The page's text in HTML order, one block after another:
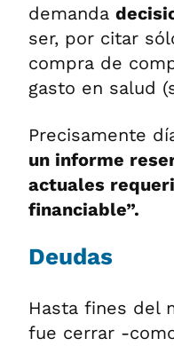
demanda
ser, por citar
compra de
gasto en salud
Precisamente
un informe
actuales
financiable”.
Deudas
Hasta fines del
fue cerrar -